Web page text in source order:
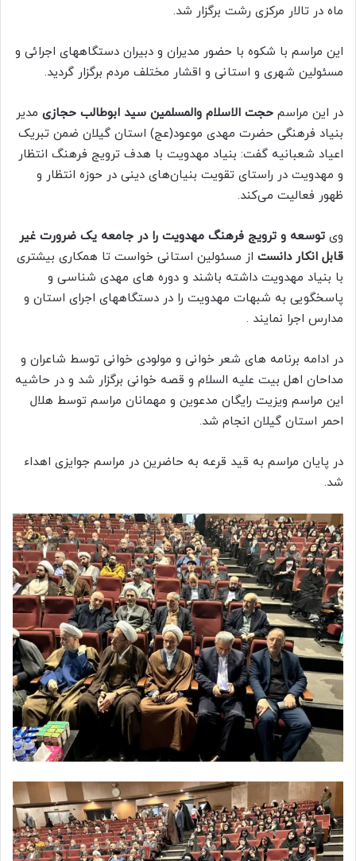
ماه در تالار مرکزی رشت برگزار شد.
این مراسم با شکوه با حضور مدیران و دبیران دستگاههای اجرائی و
مسئولین شهری و استانی و اقشار مختلف مردم برگزار گردید.
در این مراسم حجت الاسلام والمسلمین سید ابوطالب حجازی مدیر
بنیاد فرهنگی حضرت مهدی موعود(عج) استان گیلان ضمن تبریک
اعیاد شعبانیه گفت: بنیاد مهدویت با هدف ترویج فرهنگ انتظار
و مهدویت در راستای تقویت بنیان‌های دینی در حوزه انتظار و
ظهور فعالیت می‌کند.
وی توسعه و ترویج فرهنگ مهدویت را در جامعه یک ضرورت غیر
قابل انکار دانست از مسئولین استانی خواست تا همکاری بیشتری
با بنیاد مهدویت داشته باشند و دوره های مهدی شناسی و
پاسخگویی به شبهات مهدویت را در دستگاههای اجرای استان و
مدارس اجرا نمایند .
در ادامه برنامه های شعر خوانی و مولودی خوانی توسط شاعران و
مداحان اهل بیت علیه السلام و قصه خوانی برگزار شد و در حاشیه
این مراسم ویزیت رایگان مدعوین و مهمانان مراسم توسط هلال
احمر استان گیلان انجام شد.
در پایان مراسم به قید قرعه به حاضرین در مراسم جوایزی اهداء
شد.